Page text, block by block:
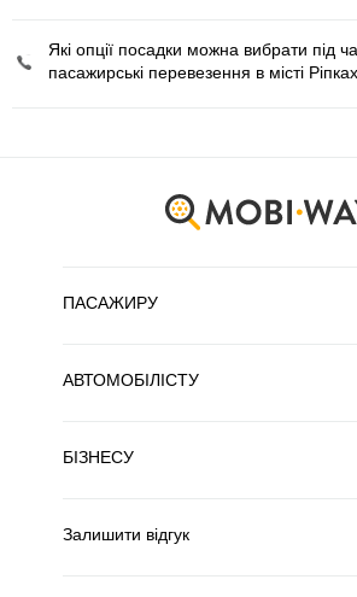
Які опції посадки можна вибрати під
пасажирські перевезення в місті
ПАСАЖИРУ
АВТОМОБІЛІСТУ
БІЗНЕСУ
Залишити відгук